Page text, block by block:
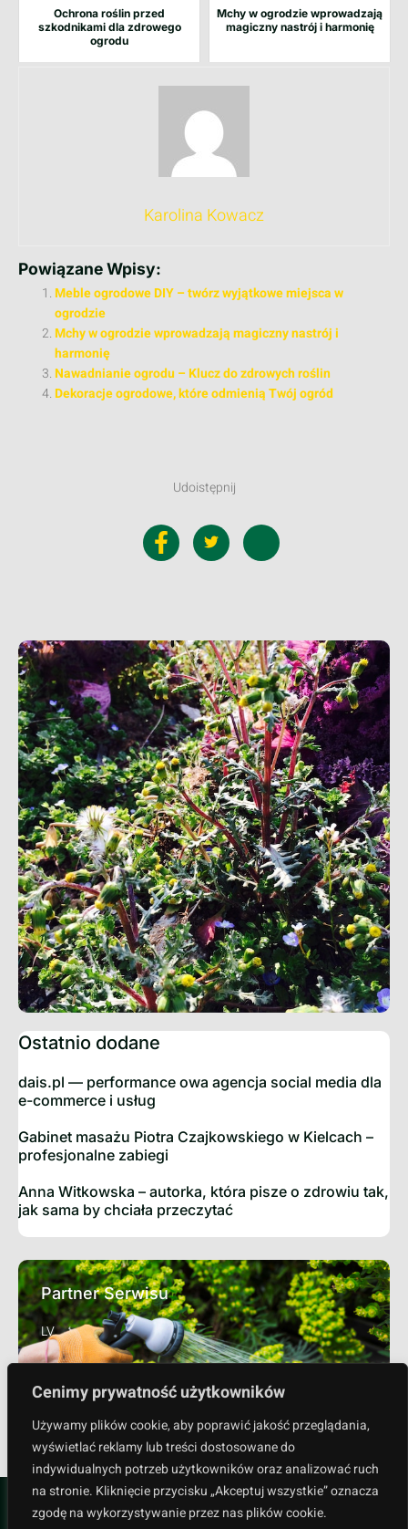
Cenimy prywatność użytkowników
Używamy plików cookie, aby poprawić jakość przeglądania,
wyświetlać reklamy lub treści dostosowane do
indywidualnych potrzeb użytkowników oraz analizować ruch
na stronie. Kliknięcie przycisku „Akceptuj wszystkie” oznacza
zgodę na wykorzystywanie przez nas plików cookie.
Ochrona roślin przed
szkodnikami dla zdrowego
ogrodu
Mchy w ogrodzie wprowadzają
magiczny nastrój i harmonię
Karolina Kowacz
Powiązane Wpisy:
Meble ogrodowe DIY – twórz wyjątkowe miejsca w
ogrodzie
Mchy w ogrodzie wprowadzają magiczny nastrój i
harmonię
Nawadnianie ogrodu – Klucz do zdrowych roślin
Dekoracje ogrodowe, które odmienią Twój ogród
Udoistępnij
Ostatnio dodane
dais.pl — performance owa agencja social media dla
e-commerce i usług
Gabinet masażu Piotra Czajkowskiego w Kielcach –
profesjonalne zabiegi
Anna Witkowska – autorka, która pisze o zdrowiu tak,
jak sama by chciała przeczytać
Partner Serwisu
LV
Sprawdź